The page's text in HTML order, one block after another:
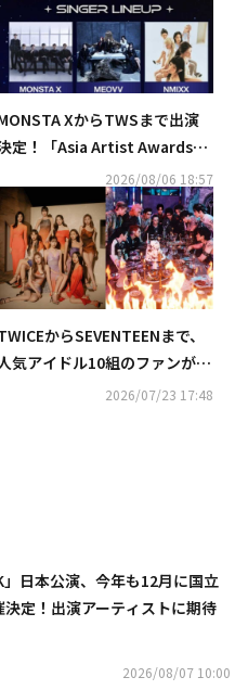
XからTWSまで出演
定！「Asia Artist Awards」
新たなラインナップ発表
2026/08/06 18:57
からSEVENTEENまで、
人気アイドル10組のファンが熾
烈なバトル！新サバイバル番組
2026/07/23 17:48
」日本公演、今年も12月に国立
定！出演アーティストに期待
2026/08/07 10:00